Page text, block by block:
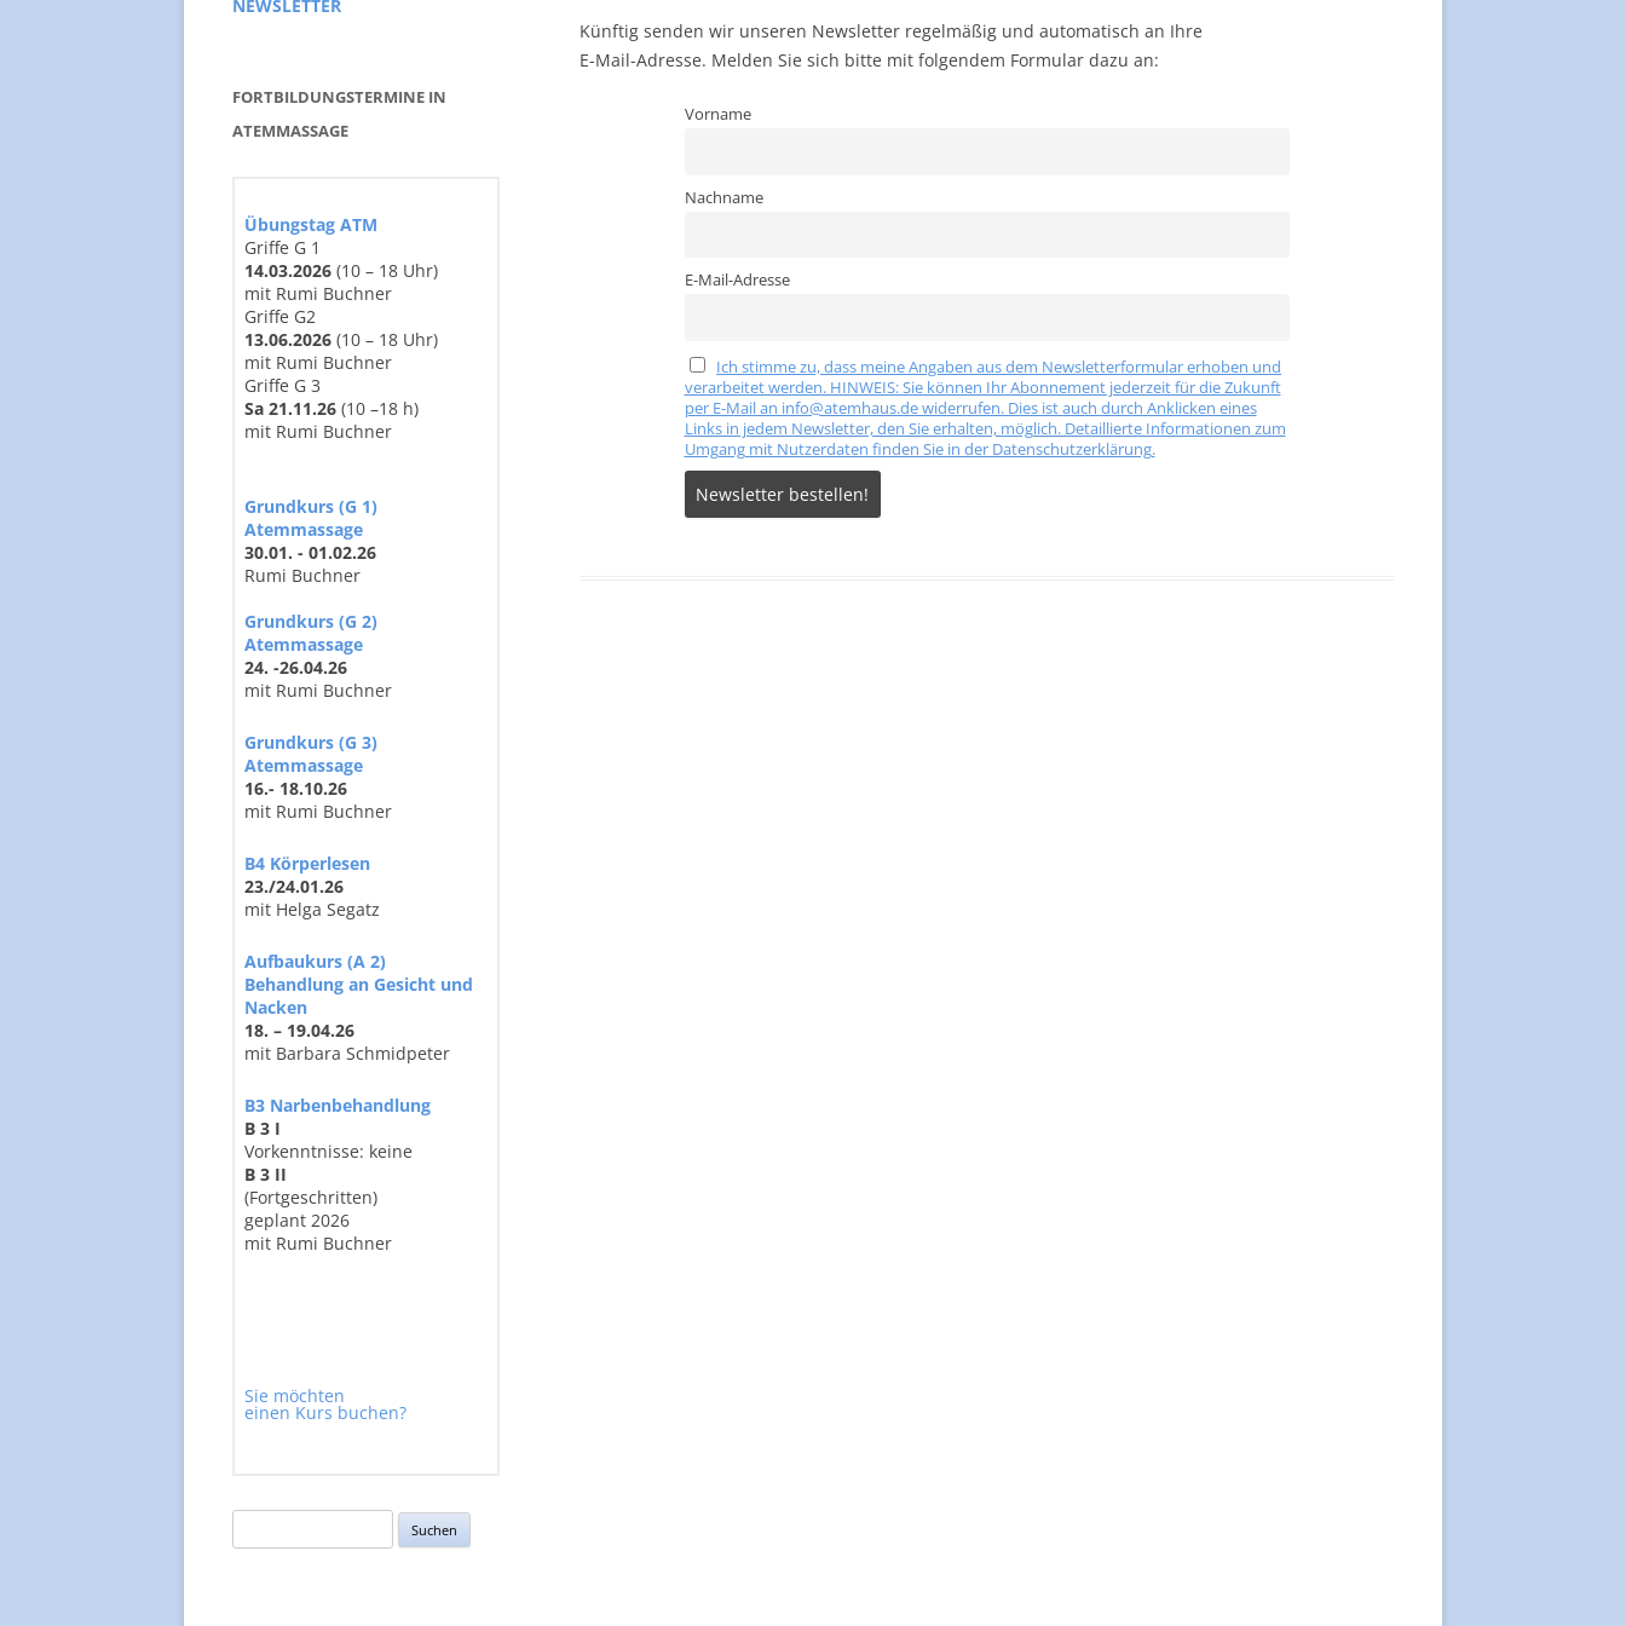
THERAPEUTENLISTE
Künftig senden wir unseren Newsletter regelmäßig und automatisch an Ihre
E-Mail-Adresse. Melden Sie sich bitte mit folgendem Formular dazu an:
Vorname
Nachname
E-Mail-Adresse
Ich stimme zu, dass meine Angaben aus dem Newsletterformular erhoben und
verarbeitet werden. HINWEIS: Sie können Ihr Abonnement jederzeit für die Zukunft
per E-Mail an info@atemhaus.de widerrufen. Dies ist auch durch Anklicken eines
Links in jedem Newsletter, den Sie erhalten, möglich. Detaillierte Informationen zum
Umgang mit Nutzerdaten finden Sie in der Datenschutzerklärung.
NEWSLETTER
FORTBILDUNGSTERMINE IN
ATEMMASSAGE
Übungstag ATM
Griffe G 1
14.03.2026 (10 – 18 Uhr)
mit Rumi Buchner
Griffe G2
13.06.2026 (10 – 18 Uhr)
mit Rumi Buchner
Griffe G 3
Sa 21.11.26 (10 –18 h)
mit Rumi Buchner
Grundkurs (G 1)
Atemmassage
30.01. - 01.02.26
Rumi Buchner
Grundkurs (G 2)
Atemmassage
24. -26.04.26
mit Rumi Buchner
Grundkurs (G 3)
Atemmassage
16.- 18.10.26
mit Rumi Buchner
B4 Körperlesen
23./24.01.26
mit Helga Segatz
Aufbaukurs (A 2)
Behandlung an Gesicht und
Nacken
18. – 19.04.26
mit Barbara Schmidpeter
B3 Narbenbehandlung
B 3 I
Vorkenntnisse: keine
B 3 II
(Fortgeschritten)
geplant 2026
mit Rumi Buchner
Sie möchten
einen Kurs buchen?
nach: